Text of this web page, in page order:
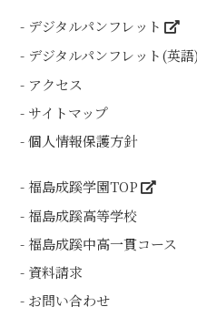
デジタルパンフレット
デジタルパンフレット(英語)
アクセス
サイトマップ
個人情報保護方針
福島成蹊学園TOP
福島成蹊高等学校
福島成蹊中高一貫コース
資料請求
お問い合わせ